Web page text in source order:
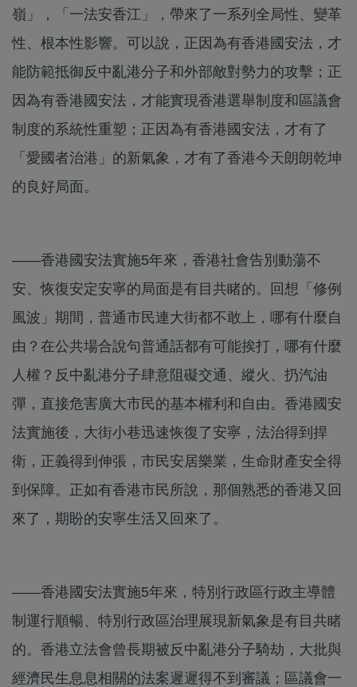
嶺」，「一法安香江」，帶來了一系列全局性、變革
性、根本性影響。可以說，正因為有香港國安法，才
能防範抵御反中亂港分子和外部敵對勢力的攻擊；正
因為有香港國安法，才能實現香港選舉制度和區議會
制度的系統性重塑；正因為有香港國安法，才有了
「愛國者治港」的新氣象，才有了香港今天朗朗乾坤
的良好局面。
——香港國安法實施5年來，香港社會告別動蕩不
安、恢復安定安寧的局面是有目共睹的。回想「修例
風波」期間，普通市民連大街都不敢上，哪有什麼自
由？在公共場合說句普通話都有可能挨打，哪有什麼
人權？反中亂港分子肆意阻礙交通、縱火、扔汽油
彈，直接危害廣大市民的基本權利和自由。香港國安
法實施後，大街小巷迅速恢復了安寧，法治得到捍
衛，正義得到伸張，市民安居樂業，生命財產安全得
到保障。正如有香港市民所說，那個熟悉的香港又回
來了，期盼的安寧生活又回來了。
——香港國安法實施5年來，特別行政區行政主導體
制運行順暢、特別行政區治理展現新氣象是有目共睹
的。香港立法會曾長期被反中亂港分子騎劫，大批與
經濟民生息息相關的法案遲遲得不到審議；區議會一